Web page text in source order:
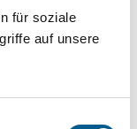
für soziale
auf unsere
und
Bei der